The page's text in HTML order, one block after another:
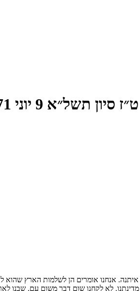
אנחנו אומרים הן לשלמות הארץ שהוא
לא לקחנו שום דבר משום עם. שבנו